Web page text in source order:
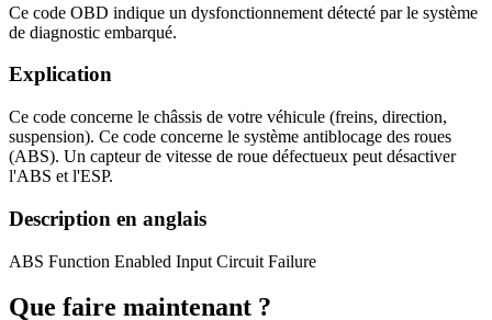
Ce code OBD indique un dysfonctionnement détecté par le système
de diagnostic embarqué.
Explication
Ce code concerne le châssis de votre véhicule (freins, direction,
suspension). Ce code concerne le système antiblocage des roues
(ABS). Un capteur de vitesse de roue défectueux peut désactiver
l'ABS et l'ESP.
Description en anglais
ABS Function Enabled Input Circuit Failure
Que faire maintenant ?